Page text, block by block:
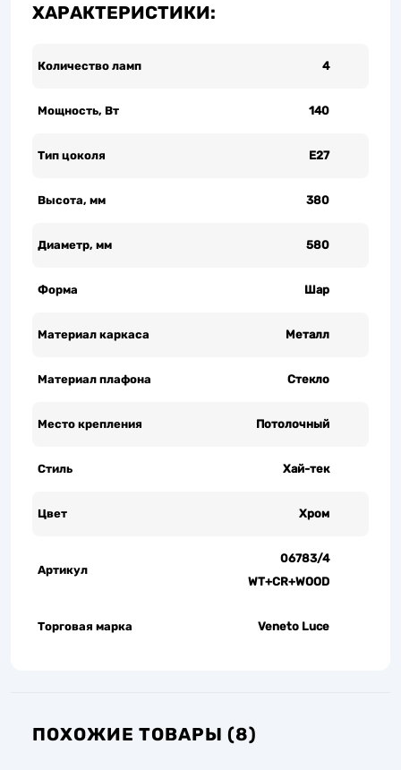
ХАРАКТЕРИСТИКИ:
Количество ламп 4
Мощность, Вт 140
Тип цоколя Е27
Высота, мм 380
Диаметр, мм 580
Форма Шар
Материал каркаса Металл
Материал плафона Стекло
Место крепления Потолочный
Стиль Хай-тек
Цвет Хром
Артикул
06783/4
WT+CR+WOOD
Торговая марка Veneto Luce
ПОХОЖИЕ ТОВАРЫ (8)